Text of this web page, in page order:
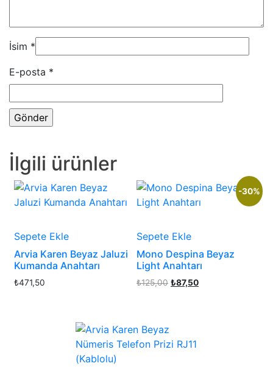
İsim *
E-posta *
İlgili ürünler
Sepete Ekle
Arvia Karen Beyaz Jaluzi
Kumanda Anahtarı
₺471,50
Sepete Ekle
-30%
Mono Despina Beyaz
Light Anahtarı
₺125,00 Orijinal
₺87,50Şu